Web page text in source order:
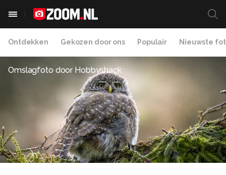
Ontdekken Gekozen door ons Populair Nieuwste
Omslagfoto door Hobbyshack